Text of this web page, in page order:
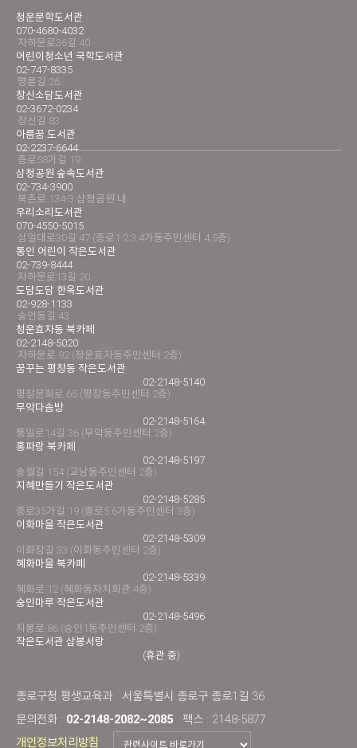
청운문학도서관
070-4680-4032
자하문로36길 40
어린이청소년 국학도서관
02-747-8335
명륜길 26
창신소담도서관
02-3672-0234
창신길 83
아름꿈 도서관
02-2237-6644
종로58가길 19
삼청공원 숲속도서관
02-734-3900
북촌로 134-3 삼청공원 내
우리소리도서관
070-4550-5015
삼일대로30길 47 (종로1.2.3.4가동주민센터 4,5층)
통인 어린이 작은도서관
02-739-8444
자하문로13길 20
도담도담 한옥도서관
02-928-1133
숭인동길 43
청운효자동 북카페
02-2148-5020
자하문로 92 (청운효자동주민센터 2층)
꿈꾸는 평창동 작은도서관
02-2148-5140
평창문화로 65 (평창동주민센터 2층)
무악다솜방
02-2148-5164
통일로14길 36 (무악동주민센터 2층)
홍파랑 북카페
02-2148-5197
송월길 154 (교남동주민센터 2층)
지혜만들기 작은도서관
02-2148-5285
종로35가길 19 (종로5.6가동주민센터 3층)
이화마을 작은도서관
02-2148-5309
이화장길 33 (이화동주민센터 2층)
혜화마을 북카페
02-2148-5339
혜화로 12 (혜화동자치회관 4층)
숭인마루 작은도서관
02-2148-5496
지봉로 86 (숭인1동주민센터 2층)
작은도서관 삼봉서랑
(휴관 중)
종로구청 평생교육과
서울특별시 종로구 종로1길 36
문의전화 : 02-2148-2082~2085
팩스 : 2148-5877
개인정보처리방침